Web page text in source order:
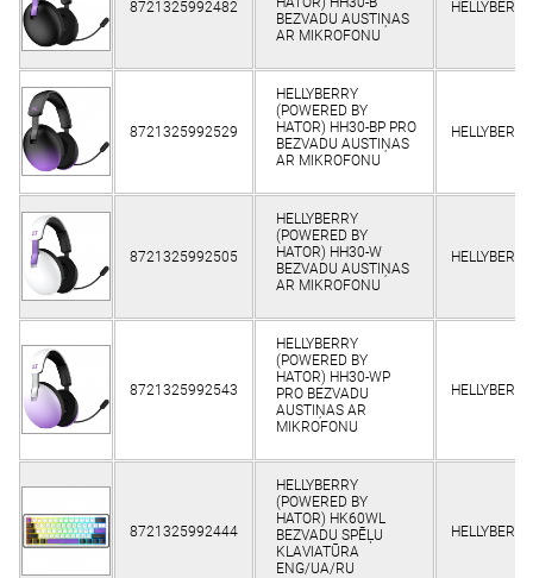
8721325992482
BEZVADU AUSTIŅAS
AR MIKROFONU
HELLYBERRY
8721325992529
HELLYBERRY
(POWERED BY
HATOR) HH30-BP PRO
BEZVADU AUSTIŅAS
AR MIKROFONU
HELLYBERRY
8721325992505
HELLYBERRY
(POWERED BY
HATOR) HH30-W
BEZVADU AUSTIŅAS
AR MIKROFONU
HELLYBERRY
8721325992543
HELLYBERRY
(POWERED BY
HATOR) HH30-WP
PRO BEZVADU
AUSTIŅAS AR
MIKROFONU
HELLYBERRY
8721325992444
HELLYBERRY
(POWERED BY
HATOR) HK60WL
BEZVADU SPĒĻU
KLAVIATŪRA
ENG/UA/RU
HELLYBERRY